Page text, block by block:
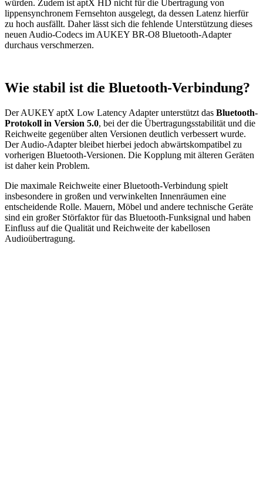
würden. Zudem ist aptX HD nicht für die Übertragung von
lippensynchronem Fernsehton ausgelegt, da dessen Latenz hierfür
zu hoch ausfällt. Daher lässt sich die fehlende Unterstützung dieses
neuen Audio-Codecs im AUKEY BR-O8 Bluetooth-Adapter
durchaus verschmerzen.
Wie stabil ist die Bluetooth-Verbindung?
Der AUKEY aptX Low Latency Adapter unterstützt das Bluetooth-
Protokoll in Version 5.0, bei der die Übertragungsstabilität und die
Reichweite gegenüber alten Versionen deutlich verbessert wurde.
Der Audio-Adapter bleibet hierbei jedoch abwärtskompatibel zu
vorherigen Bluetooth-Versionen. Die Kopplung mit älteren Geräten
ist daher kein Problem.
Die maximale Reichweite einer Bluetooth-Verbindung spielt
insbesondere in großen und verwinkelten Innenräumen eine
entscheidende Rolle. Mauern, Möbel und andere technische Geräte
sind ein großer Störfaktor für das Bluetooth-Funksignal und haben
Einfluss auf die Qualität und Reichweite der kabellosen
Audioübertragung.